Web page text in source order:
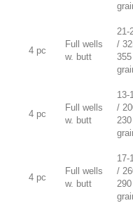
4 pc
Full wells
w. butt
21-
/
355
4 pc
Full wells
w. butt
13-
/
230
4 pc
Full wells
w. butt
17-
/
290